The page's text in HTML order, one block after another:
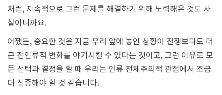
처럼, 지속적으로 그런 문제를 해결하기 위해 노력해온 것도 사
실이니까요.
어쨌든, 중요한 것은 지금 우리 앞에 놓인 상황이 전쟁보다도 더
큰 전인류적 변화를 야기시킬 수 있다는 것이고, 그런 이유로 모
든 선택과 결정을 할 때 우리는 인류 전체주의적 관점에서 조금
더 신중해야 할 것 같습니다.